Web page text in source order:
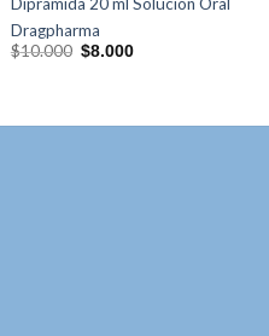
Dragpharma
$10.000 El
$8.000El